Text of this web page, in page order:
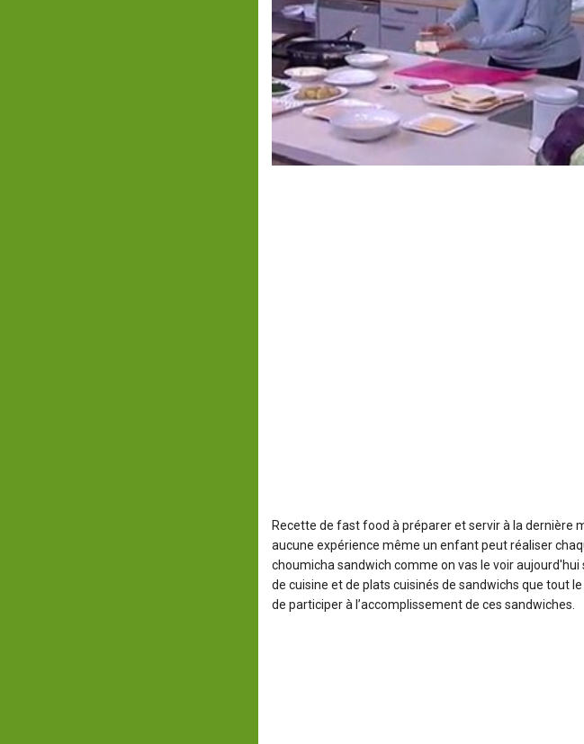
Recette de fast food à préparer et servir à la dernière
aucune expérience même un enfant peut réaliser
choumicha sandwich comme on vas le voir aujourd'hui
de cuisine et de plats cuisinés de sandwichs que tout
de participer à l’accomplissement de ces sandwiches.